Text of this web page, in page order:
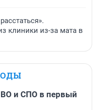
клиники из-за мата в
ВО и СПО в первый